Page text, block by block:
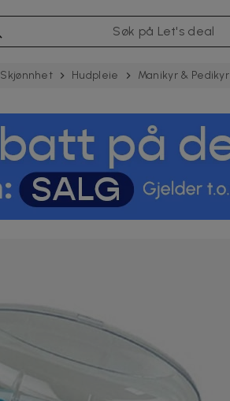
Skjønnhet Hudpleie Manikyr & Pedikyr